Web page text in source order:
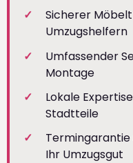
Sicherer
Umzugshelfern
Umfassender
Montage
Lokale
Stadtteile
Ihr Umzugsgut